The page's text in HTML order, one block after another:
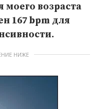
моего возраста
167 bpm для
НИЖЕ